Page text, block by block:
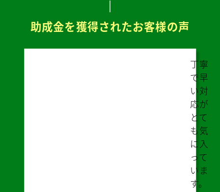
助成金を獲得されたお客様の声
遠
の
め
安
部
が
り
し
が